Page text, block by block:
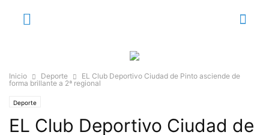
Inicio Deporte
EL Club Deportivo Ciudad de Pinto asciende de
forma brillante a 2ª regional
Deporte
EL Club Deportivo Ciudad de